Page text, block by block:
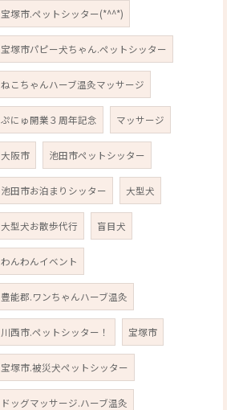
宝塚市.ペットシッター(*^^*)
宝塚市パピー犬ちゃん.ペットシッター
ねこちゃんハーブ温灸マッサージ
ぷにゅ開業３周年記念 マッサージ
大阪市 池田市ペットシッター
池田市お泊まりシッター 大型犬
大型犬お散歩代行 盲目犬
わんわんイベント
豊能郡.ワンちゃんハーブ温灸
川西市.ペットシッター！ 宝塚市
宝塚市.被災犬ペットシッター
ドッグマッサージ.ハーブ温灸